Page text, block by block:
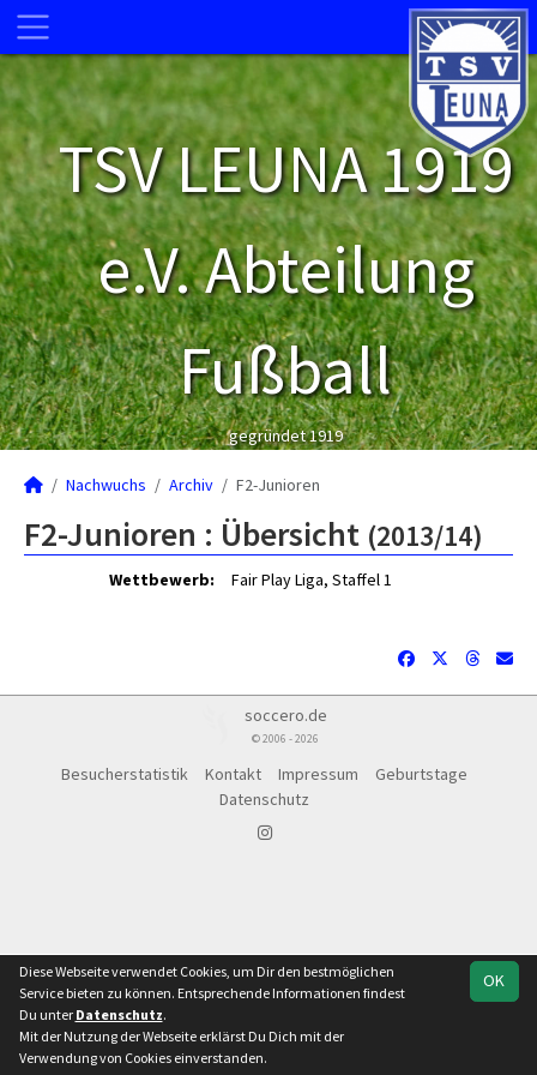
TSV LEUNA 1919
e.V. Abteilung
Fußball
gegründet 1919
Nachwuchs Archiv F2-Junioren
Team
F2-Junioren : Übersicht (2013/14)
Wettbewerb: Fair Play Liga, Staffel 1
soccero.de
© 2006 - 2026
Besucherstatistik Kontakt Impressum
Geburtstage
Datenschutz
OK
Diese Webseite verwendet Cookies, um Dir den bestmöglichen
Service bieten zu können. Entsprechende Informationen findest
Du unter Datenschutz.
Mit der Nutzung der Webseite erklärst Du Dich mit der
Verwendung von Cookies einverstanden.